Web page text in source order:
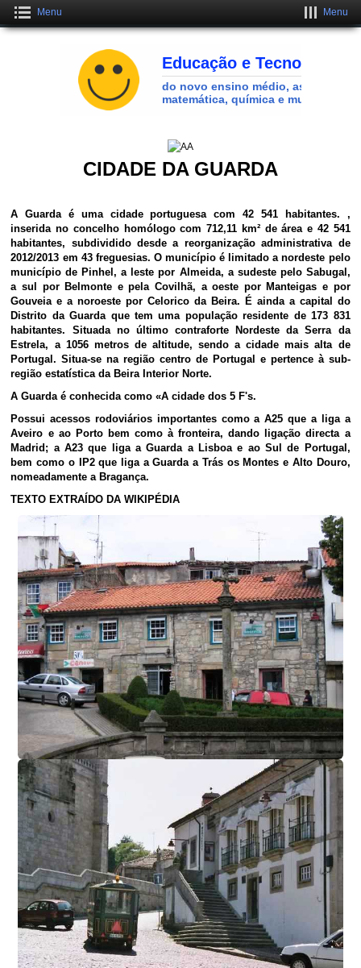
Menu Menu
CIDADE DA GUARDA
A Guarda é uma cidade portuguesa com 42 541 habitantes. ,
inserida no concelho homólogo com 712,11 km² de área e 42 541
habitantes, subdividido desde a reorganização administrativa de
2012/2013 em 43 freguesias. O município é limitado a nordeste pelo
município de Pinhel, a leste por Almeida, a sudeste pelo Sabugal,
a sul por Belmonte e pela Covilhã, a oeste por Manteigas e por
Gouveia e a noroeste por Celorico da Beira. É ainda a capital do
Distrito da Guarda que tem uma população residente de 173 831
habitantes. Situada no último contraforte Nordeste da Serra da
Estrela, a 1056 metros de altitude, sendo a cidade mais alta de
Portugal. Situa-se na região centro de Portugal e pertence à sub-
região estatística da Beira Interior Norte.
A Guarda é conhecida como «A cidade dos 5 F's.
Possui acessos rodoviários importantes como a A25 que a liga a
Aveiro e ao Porto bem como à fronteira, dando ligação directa a
Madrid; a A23 que liga a Guarda a Lisboa e ao Sul de Portugal,
bem como o IP2 que liga a Guarda a Trás os Montes e Alto Douro,
nomeadamente a Bragança.
TEXTO EXTRAÍDO DA WIKIPÉDIA
Crie uma Loja Online Grátis